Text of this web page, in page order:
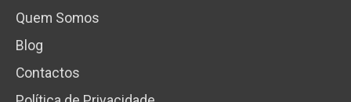
Quem Somos
Blog
Contactos